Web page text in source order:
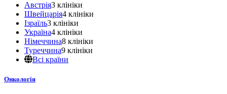
Австрія3 клініки
Швейцарія4 клініки
Ізраїль3 клініки
Україна4 клініки
Німеччина8 клініки
Туреччина9 клініки
Всі країни
Онкологія